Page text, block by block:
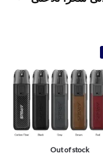
Out of stock